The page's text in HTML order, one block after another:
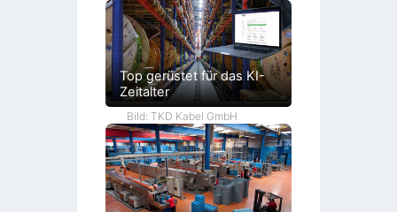
Top gerüstet für das KI-
Zeitalter
Bild: TKD Kabel GmbH